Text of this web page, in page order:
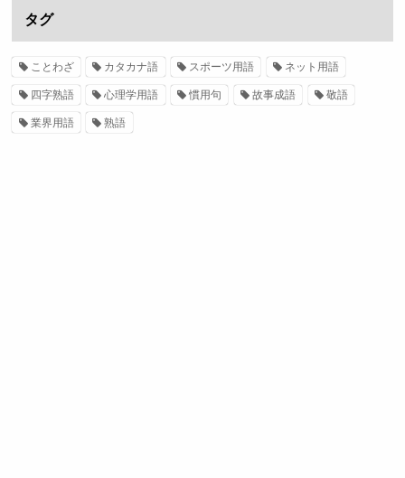
タグ
ことわざ カタカナ語 スポーツ用語 ネット用語
四字熟語 心理学用語 慣用句 故事成語 敬語
業界用語 熟語